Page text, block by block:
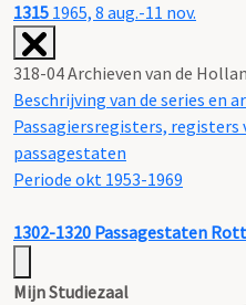
1315 1965, 8 aug.-11 nov.
318-04 Archieven van de
Beschrijving van de series en
Passagiersregisters, registers
passagestaten
Periode okt 1953-1969
1302-1320 Passagestaten
Mijn Studiezaal